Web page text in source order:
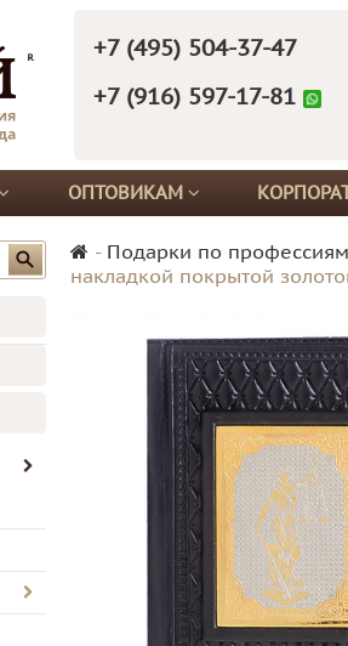
+7 (495) 504-37-47
+7 (916) 597-17-81
ОПТОВИКАМ
- Подарки по профессиям
накладкой покрытой